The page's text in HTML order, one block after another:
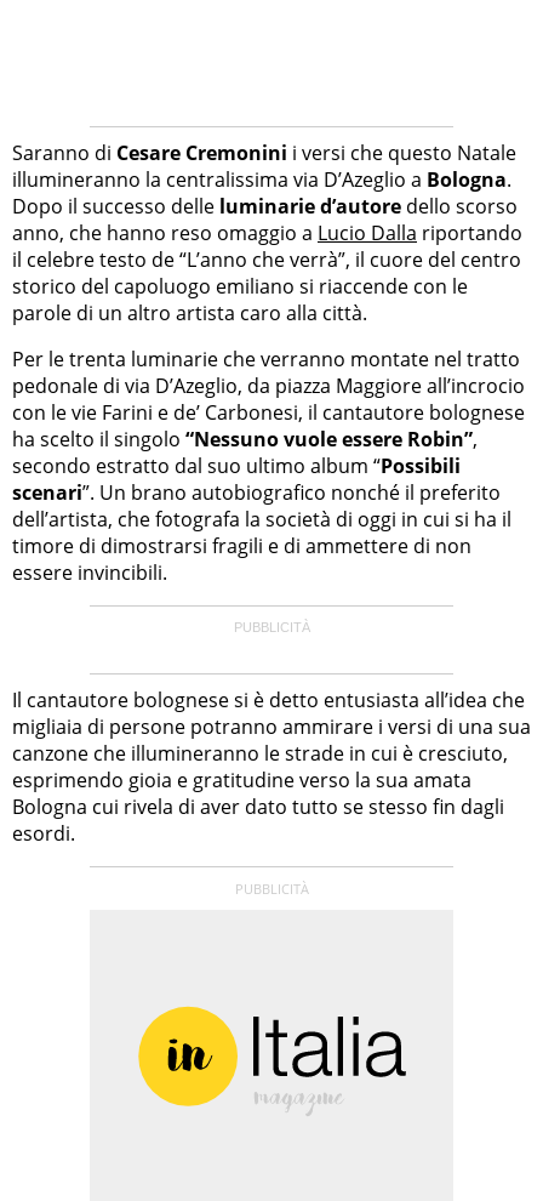
Saranno di Cesare Cremonini i versi che questo Natale
illumineranno la centralissima via D’Azeglio a Bologna.
Dopo il successo delle luminarie d’autore dello scorso
anno, che hanno reso omaggio a Lucio Dalla riportando
il celebre testo de “L’anno che verrà”, il cuore del centro
storico del capoluogo emiliano si riaccende con le
parole di un altro artista caro alla città.
Per le trenta luminarie che verranno montate nel tratto
pedonale di via D’Azeglio, da piazza Maggiore all’incrocio
con le vie Farini e de’ Carbonesi, il cantautore bolognese
ha scelto il singolo “Nessuno vuole essere Robin”,
secondo estratto dal suo ultimo album “Possibili
scenari”. Un brano autobiografico nonché il preferito
dell’artista, che fotografa la società di oggi in cui si ha il
timore di dimostrarsi fragili e di ammettere di non
essere invincibili.
Il cantautore bolognese si è detto entusiasta all’idea che
migliaia di persone potranno ammirare i versi di una sua
canzone che illumineranno le strade in cui è cresciuto,
esprimendo gioia e gratitudine verso la sua amata
Bologna cui rivela di aver dato tutto se stesso fin dagli
esordi.